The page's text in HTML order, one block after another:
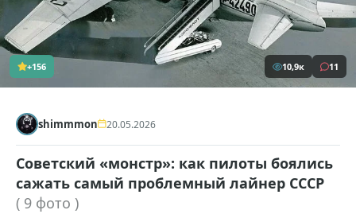
+156 10,9к 11
shimmmon 20.05.2026
Советский «монстр»: как пилоты боялись
сажать самый проблемный лайнер СССР
( 9 фото )